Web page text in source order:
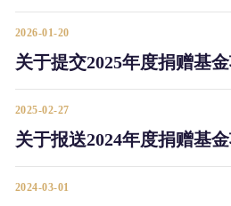
2026-01-20
2025-02-27
2024-03-01